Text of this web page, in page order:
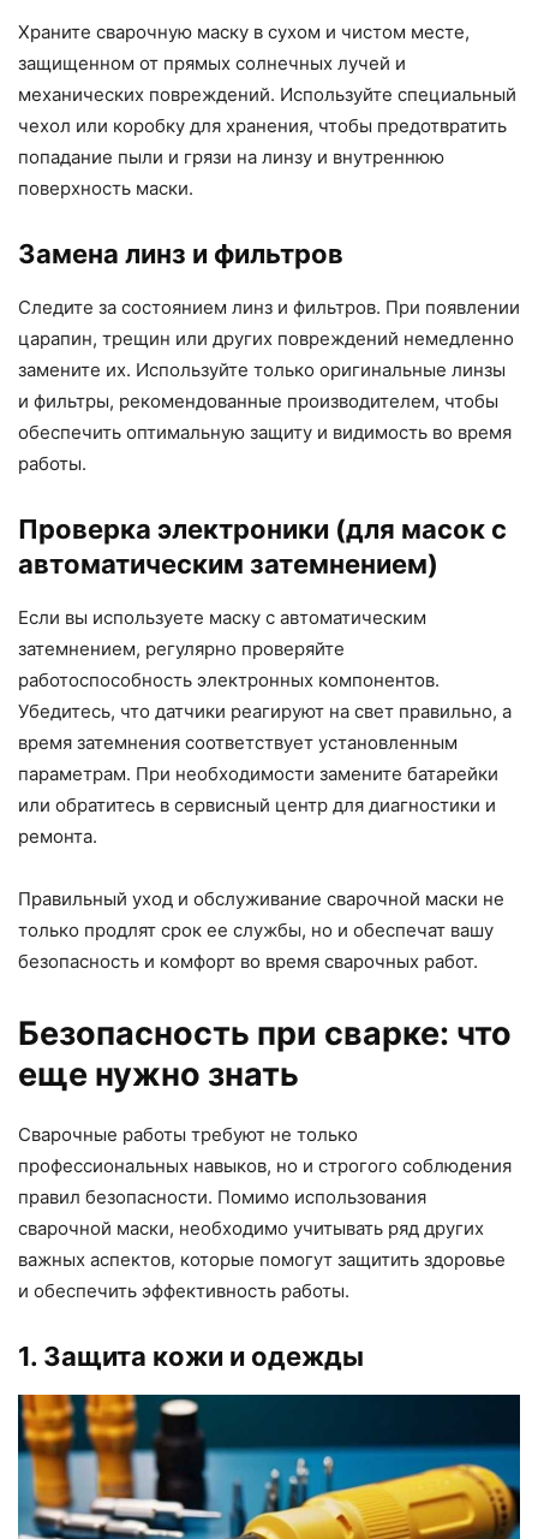
Храните сварочную маску в сухом и чистом месте,
защищенном от прямых солнечных лучей и
механических повреждений. Используйте специальный
чехол или коробку для хранения, чтобы предотвратить
попадание пыли и грязи на линзу и внутреннюю
поверхность маски.
Замена линз и фильтров
Следите за состоянием линз и фильтров. При появлении
царапин, трещин или других повреждений немедленно
замените их. Используйте только оригинальные линзы
и фильтры, рекомендованные производителем, чтобы
обеспечить оптимальную защиту и видимость во время
работы.
Проверка электроники (для масок с
автоматическим затемнением)
Если вы используете маску с автоматическим
затемнением, регулярно проверяйте
работоспособность электронных компонентов.
Убедитесь, что датчики реагируют на свет правильно, а
время затемнения соответствует установленным
параметрам. При необходимости замените батарейки
или обратитесь в сервисный центр для диагностики и
ремонта.
Правильный уход и обслуживание сварочной маски не
только продлят срок ее службы, но и обеспечат вашу
безопасность и комфорт во время сварочных работ.
Безопасность при сварке: что
еще нужно знать
Сварочные работы требуют не только
профессиональных навыков, но и строгого соблюдения
правил безопасности. Помимо использования
сварочной маски, необходимо учитывать ряд других
важных аспектов, которые помогут защитить здоровье
и обеспечить эффективность работы.
1. Защита кожи и одежды